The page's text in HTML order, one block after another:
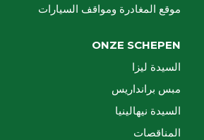
موقع المغادرة ومواقف السيارات
ONZE SCHEPEN
السيدة ليزا
مبس برانداريس
السيدة نيهالينيا
المناقصات